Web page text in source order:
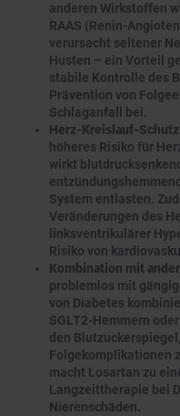
anderen Wirkstoffen
RAAS (Renin-
verursacht seltener
Husten – ein Vorteil
stabile Kontrolle des
Prävention von
Schlaganfall bei.
Herz-Kreislauf-
höheres Risiko für
wirkt
System entlasten.
Veränderungen des
linksventrikulärer
Risiko von
Kombination mit
problemlos mit
von Diabetes
SGLT2-Hemmern
den
Folgekomplikationen
macht Losartan zu
Langzeittherapie bei
Nierenschäden.